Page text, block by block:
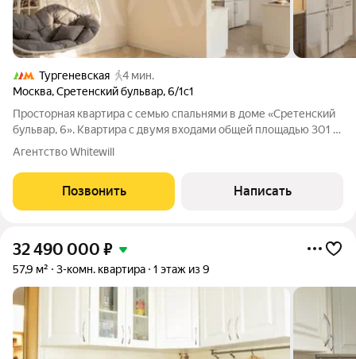
Тургеневская
4 мин.
Москва,Сретенский бульвар,6/1с1
Просторная квартира с семью спальнями в доме «Сретенский
бульвар, 6». Квартира с двумя входами общей площадью 301 м
расположена на третьем этаже. Интерьер оформлен в
Установлены системы
Агентство Whitewill
Позвонить Написать
32 490 000 ₽
57,9 м² 3-комн. квартира 1 этаж из 9